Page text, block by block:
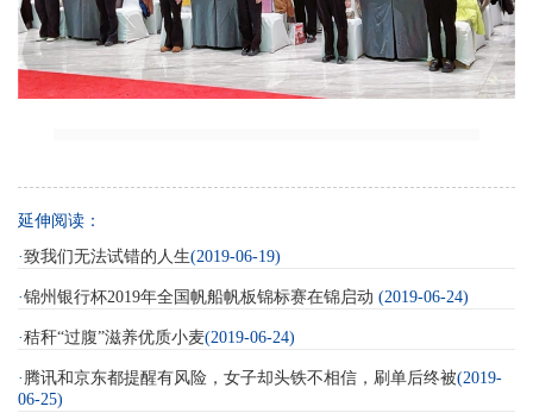
延伸阅读：
·致我们无法试错的人生(2019-06-19)
·锦州银行杯2019年全国帆船帆板锦标赛在锦启动 (2019-06-24)
·秸秆“过腹”滋养优质小麦(2019-06-24)
· 腾讯和京东都提醒有风险，女子却头铁不相信，刷单后终被(2019-
06-25)